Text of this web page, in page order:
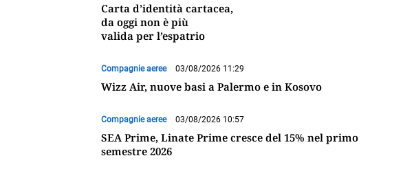
Carta d’identità cartacea,
da oggi non è più
valida per l’espatrio
Compagnie aeree 03/08/2026 11:29
Wizz Air, nuove basi a Palermo e in Kosovo
Compagnie aeree 03/08/2026 10:57
SEA Prime, Linate Prime cresce del 15% nel primo
semestre 2026